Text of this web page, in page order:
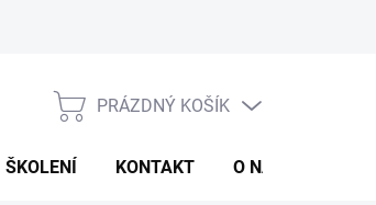
NÁKUPNÍ
PRÁZDNÝ KOŠÍK
ŠKOLENÍ KONTAKT O NÁS